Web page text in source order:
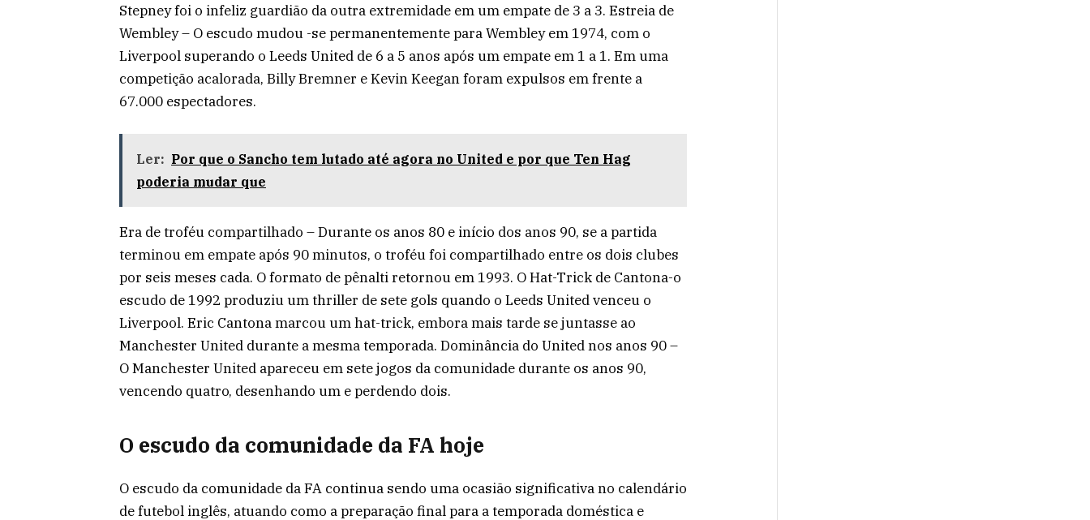
Stepney foi o infeliz guardião da outra extremidade em um empate de 3 a 3. Estreia de
Wembley – O escudo mudou -se permanentemente para Wembley em 1974, com o
Liverpool superando o Leeds United de 6 a 5 anos após um empate em 1 a 1. Em uma
competição acalorada, Billy Bremner e Kevin Keegan foram expulsos em frente a
67.000 espectadores.
Ler: Por que o Sancho tem lutado até agora no United e por que Ten Hag
poderia mudar que
Era de troféu compartilhado – Durante os anos 80 e início dos anos 90, se a partida
terminou em empate após 90 minutos, o troféu foi compartilhado entre os dois clubes
por seis meses cada. O formato de pênalti retornou em 1993. O Hat-Trick de Cantona-o
escudo de 1992 produziu um thriller de sete gols quando o Leeds United venceu o
Liverpool. Eric Cantona marcou um hat-trick, embora mais tarde se juntasse ao
Manchester United durante a mesma temporada. Dominância do United nos anos 90 –
O Manchester United apareceu em sete jogos da comunidade durante os anos 90,
vencendo quatro, desenhando um e perdendo dois.
O escudo da comunidade da FA hoje
O escudo da comunidade da FA continua sendo uma ocasião significativa no calendário
de futebol inglês, atuando como a preparação final para a temporada doméstica e